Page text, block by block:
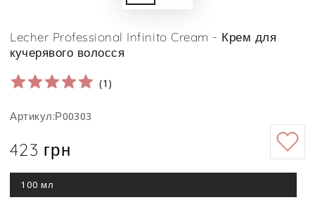
Lecher Professional Infinito Cream - Крем для
кучерявого волосся
(1 )
Артикул:Р00303
Ціна
423 грн
100 мл
Цей
варіант